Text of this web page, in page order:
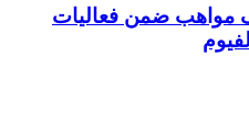
مواهب ضمن فعاليات